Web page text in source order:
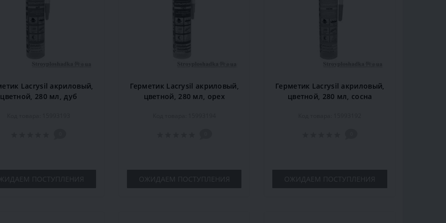
Lacrysil акриловый,
цветной, 280 мл, дуб
ПОСТУПЛЕНИЯ
Герметик Lacrysil акриловый,
цветной, 280 мл, орех
ОЖИДАЕМ ПОСТУПЛЕНИЯ
Герметик Lacrysil акриловый,
цветной, 280 мл, сосна
ОЖИДАЕМ ПОСТУПЛЕНИЯ